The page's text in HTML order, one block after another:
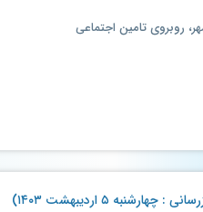
روبروی تامین اجتماعی
۵ اردیبهشت ۱۴۰۳)